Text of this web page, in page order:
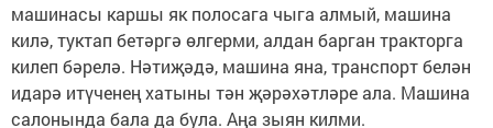
машинасы каршы як полосага чыга алмый, машина
килә, туктап бетәргә өлгерми, алдан барган тракторга
килеп бәрелә. Нәтиҗәдә, машина яна, транспорт белән
идарә итүченең хатыны тән җәрәхәтләре ала. Машина
салонында бала да була. Аңа зыян килми.